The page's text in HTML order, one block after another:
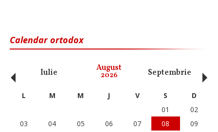
Calendar ortodox
Iulie August
2026 Septembrie
‹ L M M J V S
D
01
02
03
04 05 06 07 08
09